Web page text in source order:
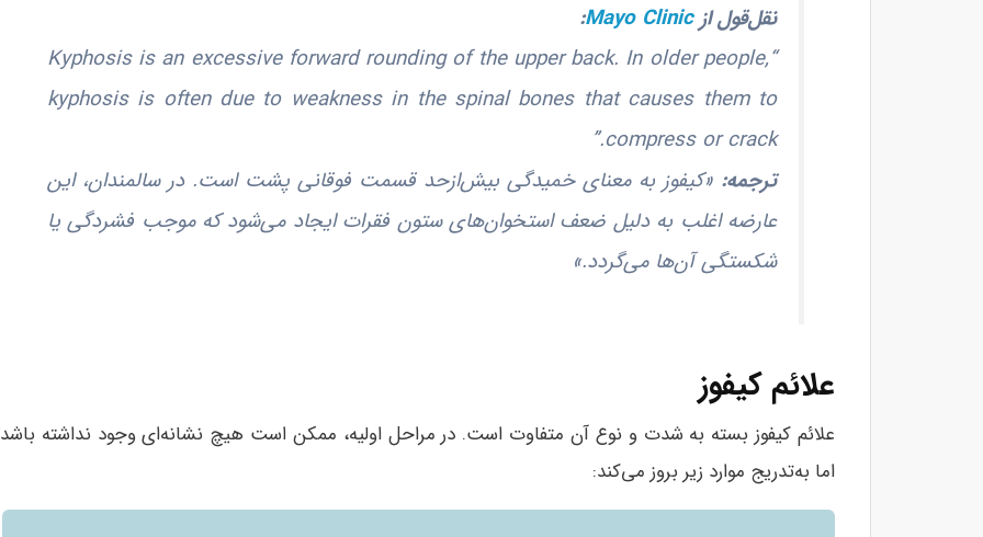
نقل‌قول ازMayo Clinic
:
“Kyphosis is an excessive forward rounding of the upper back. In older people,
kyphosis is often due to weakness in the spinal bones that causes them to
compress or crack.”
ترجمه: «کیفوز به معنای خمیدگی بیش‌ازحد قسمت فوقانی پشت است. در سالمندان، این
عارضه اغلب به دلیل ضعف استخوان‌های ستون فقرات ایجاد می‌شود که موجب فشردگی یا
شکستگی آن‌ها می‌گردد.»
علائم کیفوز
علائم کیفوز بسته به شدت و نوع آن متفاوت است. در مراحل اولیه، ممکن است هیچ نشانه‌ای وجود نداشته
اما به‌تدریج موارد زیر بروز می‌کند: